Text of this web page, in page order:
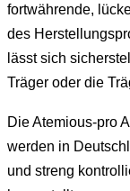
fortwährende,
des
lässt sich
Träger oder die
Die Atemious-pro
werden in
und streng